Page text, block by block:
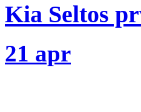
Kia Seltos
21 apr